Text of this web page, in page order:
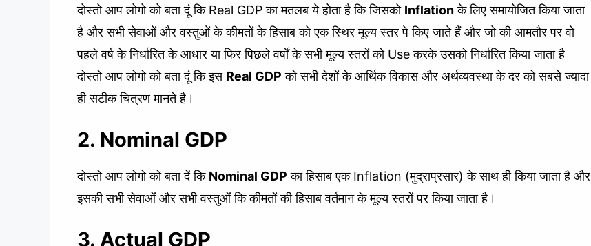
दोस्तो आप लोगो को बता दूं कि Real GDP का मतलब ये होता है कि जिसको Inflationके लिए समायोजित किया जाता
है और सभी सेवाओं और वस्तुओं के कीमतों के हिसाब को एक स्थिर मूल्य स्तर पे किए जाते हैं और जो की आमतौर पर वो
पहले वर्ष के निर्धारित के आधार या फिर पिछले वर्षों के सभी मूल्य स्तरों को Use करके उसको निर्धारित किया जाता है
दोस्तो आप लोगो को बता दूं कि इस Real GDP को सभी देशों के आर्थिक विकास और अर्थव्यवस्था के दर को सबसे ज्यादा
ही सटीक चित्रण मानते है।
2. Nominal GDP
दोस्तो आप लोगो को बता दें कि Nominal GDP का हिसाब एक Inflation (मुद्राप्रसार) के साथ ही किया जाता है और
इसकी सभी सेवाओं और सभी वस्तुओं कि कीमतों की हिसाब वर्तमान के मूल्य स्तरों पर किया जाता है।
3. Actual GDP